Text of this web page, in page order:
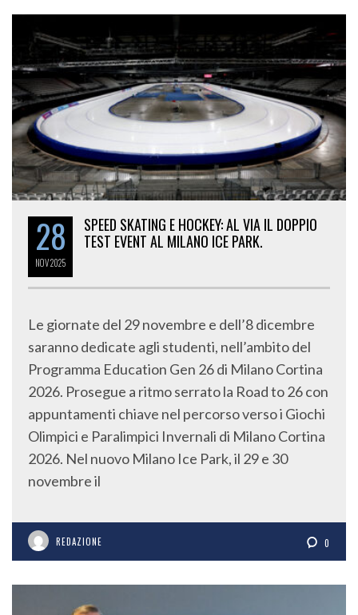
28
NOV2025
SPEED SKATING E HOCKEY: AL VIA IL DOPPIO
TEST EVENT AL MILANO ICE PARK.
Le giornate del 29 novembre e dell’8 dicembre
saranno dedicate agli studenti, nell’ambito del
Programma Education Gen 26 di Milano Cortina
2026. Prosegue a ritmo serrato la Road to 26 con
appuntamenti chiave nel percorso verso i Giochi
Olimpici e Paralimpici Invernali di Milano Cortina
2026. Nel nuovo Milano Ice Park, il 29 e 30
novembre il
REDAZIONE 0